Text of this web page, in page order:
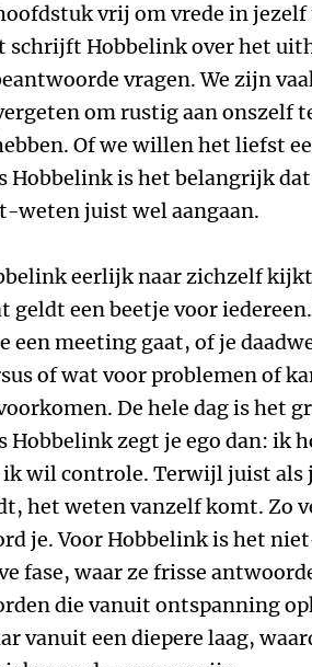
vrij om vrede in
schrijft Hobbelink over het
vragen. We zijn
om rustig aan onszelf
Of we willen het liefst
Hobbelink is het belangrijk
weten juist wel aangaan.
eerlijk naar zichzelf
geldt een beetje voor
een meeting gaat, of je
of wat voor problemen of
De hele dag is het
Hobbelink zegt je ego dan: ik
wil controle. Terwijl juist
het weten vanzelf komt. Zo
je. Voor Hobbelink is het
fase, waar ze frisse
die vanuit ontspanning
vanuit een diepere laag,